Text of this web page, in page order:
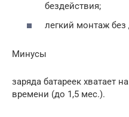
бездействия;
легкий монтаж без
Минусы
заряда батареек хватает
времени (до 1,5 мес.).